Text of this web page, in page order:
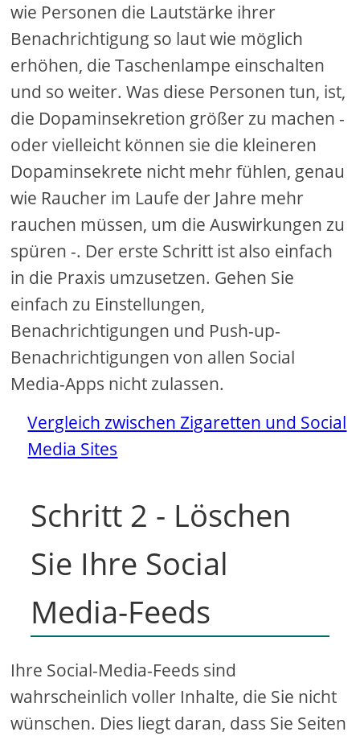
wie Personen die Lautstärke ihrer
Benachrichtigung so laut wie möglich
erhöhen, die Taschenlampe einschalten
und so weiter. Was diese Personen tun, ist,
die Dopaminsekretion größer zu machen -
oder vielleicht können sie die kleineren
Dopaminsekrete nicht mehr fühlen, genau
wie Raucher im Laufe der Jahre mehr
rauchen müssen, um die Auswirkungen zu
spüren -. Der erste Schritt ist also einfach
in die Praxis umzusetzen. Gehen Sie
einfach zu Einstellungen,
Benachrichtigungen und Push-up-
Benachrichtigungen von allen Social
Media-Apps nicht zulassen.
Vergleich zwischen Zigaretten und Social
Media Sites
Schritt 2 - Löschen
Sie Ihre Social
Media-Feeds
Ihre Social-Media-Feeds sind
wahrscheinlich voller Inhalte, die Sie nicht
wünschen. Dies liegt daran, dass Sie Seiten